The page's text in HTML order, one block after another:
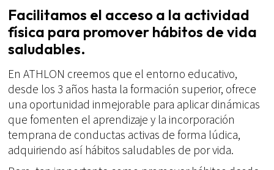
Facilitamos el acceso a la actividad
física para promover hábitos de vida
saludables.
En ATHLON creemos que el entorno educativo,
desde los 3 años hasta la formación superior, ofrece
una oportunidad inmejorable para aplicar dinámicas
que fomenten el aprendizaje y la incorporación
temprana de conductas activas de forma lúdica,
adquiriendo así hábitos saludables de por vida.